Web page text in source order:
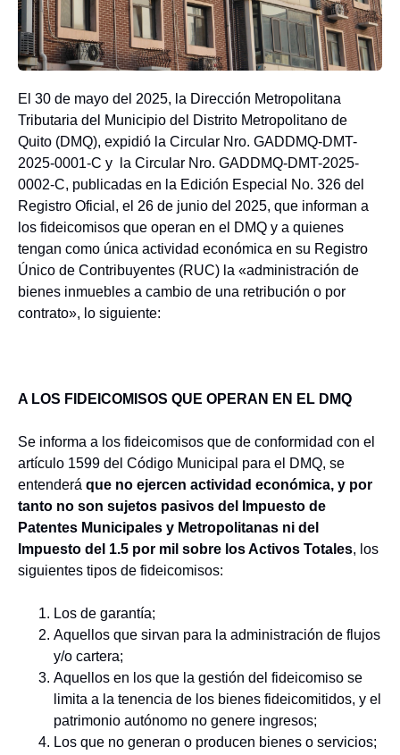
El 30 de mayo del 2025, la Dirección Metropolitana
Tributaria del Municipio del Distrito Metropolitano de
Quito (DMQ), expidió la Circular Nro. GADDMQ-DMT-
2025-0001-C y la Circular Nro. GADDMQ-DMT-2025-
0002-C, publicadas en la Edición Especial No. 326 del
Registro Oficial, el 26 de junio del 2025, que informan a
los fideicomisos que operan en el DMQ y a quienes
tengan como única actividad económica en su Registro
Único de Contribuyentes (RUC) la «administración de
bienes inmuebles a cambio de una retribución o por
contrato», lo siguiente:
A LOS FIDEICOMISOS QUE OPERAN EN EL DMQ
Se informa a los fideicomisos que de conformidad con el
artículo 1599 del Código Municipal para el DMQ, se
entenderá que no ejercen actividad económica, y por
tanto no son sujetos pasivos del Impuesto de
Patentes Municipales y Metropolitanas ni del
Impuesto del 1.5 por mil sobre los Activos Totales, los
siguientes tipos de fideicomisos:
Los de garantía;
Aquellos que sirvan para la administración de flujos
y/o cartera;
Aquellos en los que la gestión del fideicomiso se
limita a la tenencia de los bienes fideicomitidos, y el
patrimonio autónomo no genere ingresos;
Los que no generan o producen bienes o servicios;